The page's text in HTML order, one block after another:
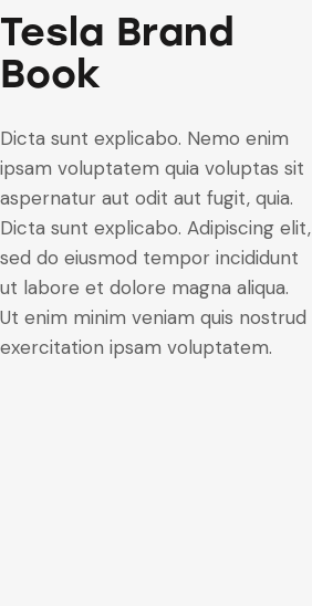
Tesla Brand
Book
Dicta sunt explicabo. Nemo enim
ipsam voluptatem quia voluptas sit
aspernatur aut odit aut fugit, quia.
Dicta sunt explicabo. Adipiscing elit,
sed do eiusmod tempor incididunt
ut labore et dolore magna aliqua.
Ut enim minim veniam quis nostrud
exercitation ipsam voluptatem.